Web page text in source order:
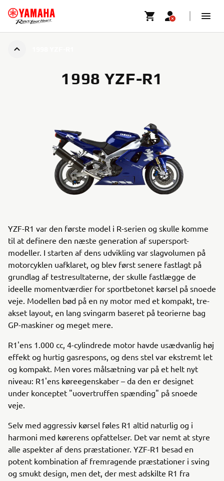
1998 YZF-R1
YZF-R1 var den første model i R-serien og skulle komme
til at definere den næste generation af supersport-
modeller. I starten af dens udvikling var slagvolumen på
motorcyklen uafklaret, og blev først senere fastlagt på
grundlag af testresultaterne, der skulle fastlægge de
ideelle momentværdier for sportbetonet kørsel på snoede
veje. Modellen bød på en ny motor med et kompakt, tre-
akset layout, en lang svingarm baseret på teorierne bag
GP-maskiner og meget mere.
R1'ens 1.000 cc, 4-cylindrede motor havde usædvanlig høj
effekt og hurtig gasrespons, og dens stel var ekstremt let
og kompakt. Men vores målsætning var på et helt nyt
niveau: R1'ens køreegenskaber – da den er designet
under konceptet "uovertruffen spænding" på snoede
veje.
Selv med aggressiv kørsel føles R1 altid naturlig og i
harmoni med kørerens opfattelser. Det var nemt at styre
alle aspekter af dens præstationer. YZF-R1 besad en
potent kombination af fremragende præstationer i sving
og smukt design, men det, der mest adskilte R1 fra